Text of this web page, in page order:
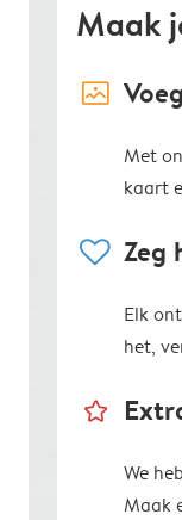
Maak
image_placeholder
Met
kaart
heart Zeg
Elk
het,
star_outline
We
Maak